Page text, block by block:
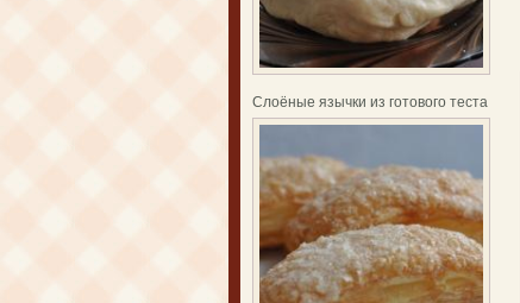
Слоёные язычки из готового теста